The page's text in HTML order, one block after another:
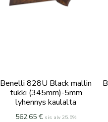
Benelli 828U Black mallin
tukki (345mm)-5mm
lyhennys kaulalta
562,65 € sis alv 25.5%